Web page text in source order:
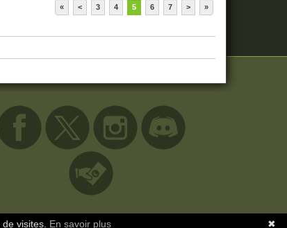
« < 3 4 5 6 7 > »
✖
visites. En savoir plus